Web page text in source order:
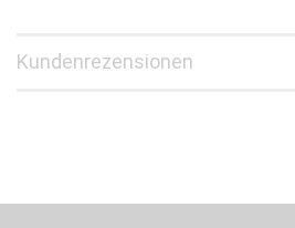
Kundenrezensionen